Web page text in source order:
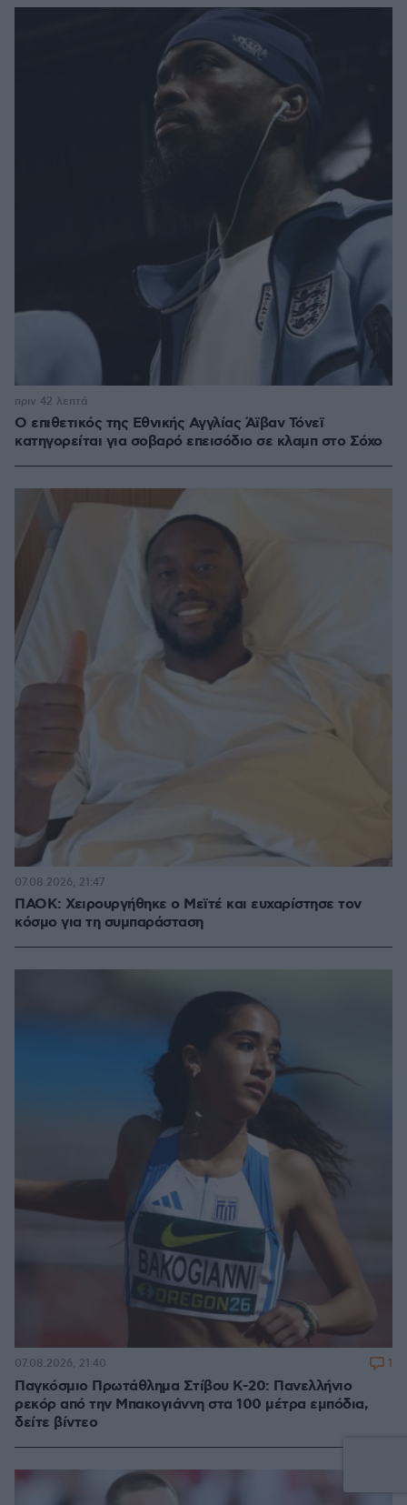
Ο επιθετικός της Εθνικής Αγγλίας Άϊβαν Τόνεϊ
κατηγορείται για σοβαρό επεισόδιο σε κλαμπ στο Σόχο
πριν 42 λεπτά
ΠΑΟΚ: Χειρουργήθηκε ο Μεϊτέ και ευχαρίστησε τον
κόσμο για τη συμπαράσταση
07.08.2026, 21:47
Παγκόσμιο Πρωτάθλημα Στίβου Κ-20: Πανελλήνιο
ρεκόρ από την Μπακογιάννη στα 100 μέτρα εμπόδια,
δείτε βίντεο
07.08.2026, 21:40 1